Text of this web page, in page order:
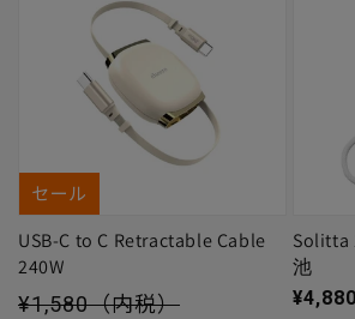
セール
USB-C to C Retractable Cable
240W
セール価格
¥1,580（内税）
Solitta
池
通常
¥4,880